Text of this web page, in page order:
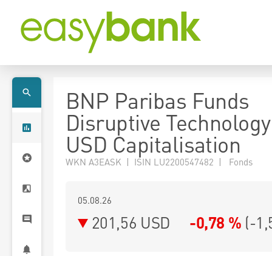
BNP Paribas Funds
Disruptive
USD Capitalisation
WKN A3EASK | ISIN LU2200547482 | Fonds
05.08.26
201,56 USD -0,78 % (-